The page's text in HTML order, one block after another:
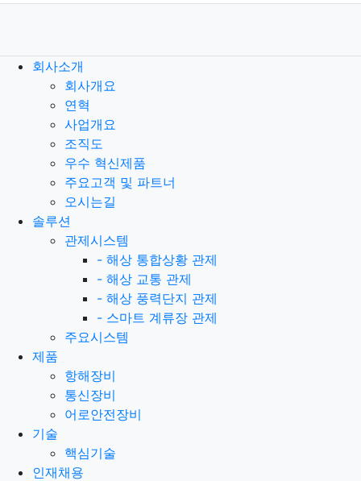
회사소개
회사개요
연혁
사업개요
조직도
우수 혁신제품
주요고객 및 파트너
오시는길
솔루션
관제시스템
- 해상 통합상황 관제
- 해상 교통 관제
- 해상 풍력단지 관제
- 스마트 계류장 관제
주요시스템
제품
항해장비
통신장비
어로안전장비
기술
핵심기술
인재채용